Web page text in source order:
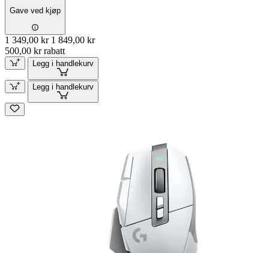
Gave ved kjøp
1 349,00 kr 1 849,00 kr
500,00 kr rabatt
Legg i handlekurv
Legg i handlekurv